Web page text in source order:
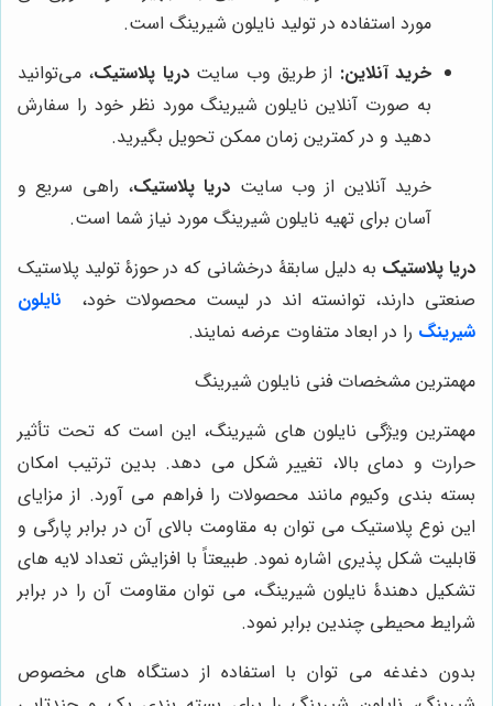
مورد استفاده در تولید نایلون شیرینگ است.
خرید آنلاین: از طریق وب سایتدریا پلاستیک، می‌توانید
به صورت آنلاین نایلون شیرینگ مورد نظر خود را سفارش
دهید و در کمترین زمان ممکن تحویل بگیرید.
خرید آنلاین از وب سایت دریا پلاستیک، راهی سریع و
آسان برای تهیه نایلون شیرینگ مورد نیاز شما است.
دریا پلاستیک به دلیل سابقۀ درخشانی که در حوزۀ تولید پلاستیک
صنعتی دارند، توانسته اند در لیست محصولات خود،
نایلون
شیرینگ را در ابعاد متفاوت عرضه نمایند.
مهمترین مشخصات فنی نایلون شیرینگ
مهمترین ویژگی نایلون های شیرینگ، این است که تحت تأثیر
حرارت و دمای بالا، تغییر شکل می دهد. بدین ترتیب امکان
بسته بندی وکیوم مانند محصولات را فراهم می آورد. از مزایای
این نوع پلاستیک می توان به مقاومت بالای آن در برابر پارگی و
قابلیت شکل پذیری اشاره نمود. طبیعتاً با افزایش تعداد لایه های
تشکیل دهندۀ نایلون شیرینگ، می توان مقاومت آن را در برابر
شرایط محیطی چندین برابر نمود.
بدون دغدغه می توان با استفاده از دستگاه های مخصوص